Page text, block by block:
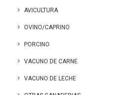
AVICULTURA
OVINO/CAPRINO
PORCINO
VACUNO DE CARNE
VACUNO DE LECHE